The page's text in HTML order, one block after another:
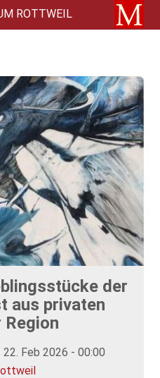
ROTTWEIL
der
aus privaten
Region
Feb 2026 - 00:00